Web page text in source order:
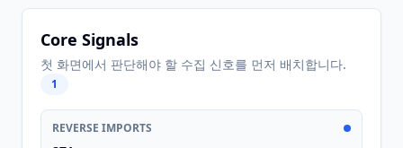
Core Signals
첫 화면에서 판단해야 할 수집 신호를 먼저 배치합니다.
1
REVERSE IMPORTS